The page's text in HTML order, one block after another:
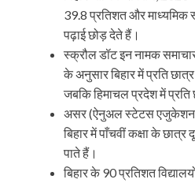
39.8 प्रतिशत और माध्यमिक
पढ़ाई छोड़ देते हैं।
स्क्रौल डॉट इन नामक समाचार
के अनुसार बिहार में प्रति
जबकि हिमाचल प्रदेश में
असर (ऐनुअल स्टेटस एजुकेशन
बिहार में पाँचवीं कक्षा के छात्र
पाते हैं।
बिहार के 90 प्रतिशत